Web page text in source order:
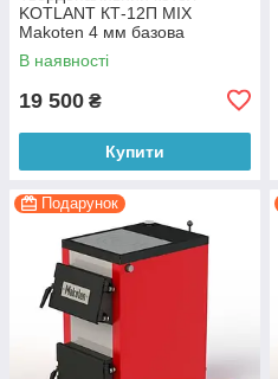
KOTLANT КТ-12П MIX
Makoten 4 мм базова
комплектація з плитою
В наявності
19 500 ₴
Купити
Подарунок